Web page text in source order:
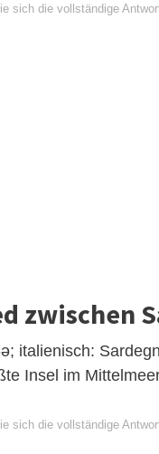
sich die vollständige
zwischen
italienisch:
Insel im
sich die vollständige